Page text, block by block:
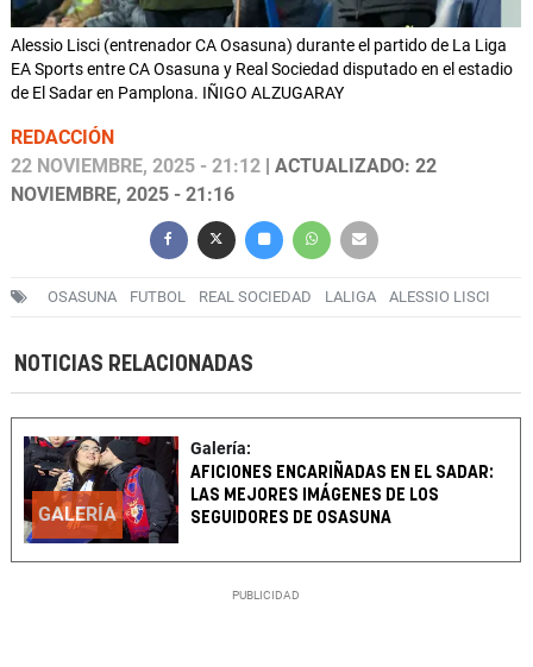
Alessio Lisci (entrenador CA Osasuna) durante el partido de La Liga
EA Sports entre CA Osasuna y Real Sociedad disputado en el estadio
de El Sadar en Pamplona. IÑIGO ALZUGARAY
REDACCIÓN
22 NOVIEMBRE, 2025 - 21:12 | ACTUALIZADO: 22
NOVIEMBRE, 2025 - 21:16
OSASUNA FUTBOL REAL SOCIEDAD LALIGA ALESSIO LISCI
NOTICIAS RELACIONADAS
GALERÍA
Galería:
AFICIONES ENCARIÑADAS EN EL SADAR:
LAS MEJORES IMÁGENES DE LOS
SEGUIDORES DE OSASUNA